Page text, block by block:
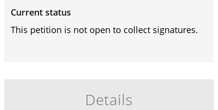
Current status
This petition is not open to collect signatures.
Details